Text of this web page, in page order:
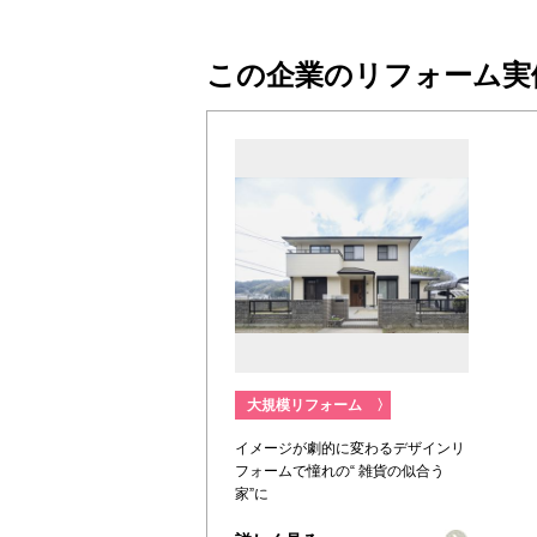
この企業のリフォーム実
大規模リフォーム 〉
イメージが劇的に変わるデザインリ
フォームで憧れの“ 雑貨の似合う
家”に